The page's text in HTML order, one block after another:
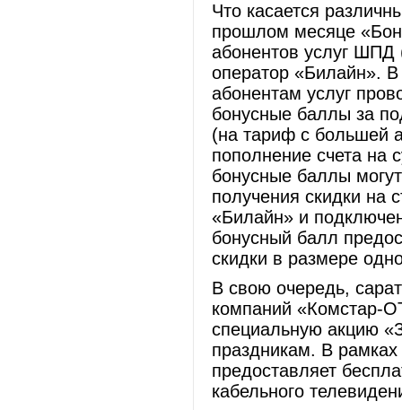
Что касается
прошлом месяце
абонентов услуг ШПД
оператор «Билайн».
абонентам услуг
бонусные баллы за
(на тариф с большей
пополнение счета на
бонусные баллы
получения скидки на
«Билайн» и
бонусный балл
скидки в размере
В свою очередь,
компаний «Комстар-
специальную акцию
праздникам. В
предоставляет
кабельного